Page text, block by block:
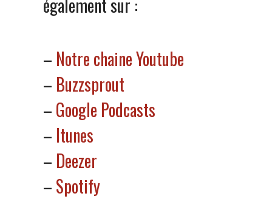
également sur :
– Notre chaine Youtube
– Buzzsprout
–Google Podcasts
– Itunes
– Deezer
–Spotify